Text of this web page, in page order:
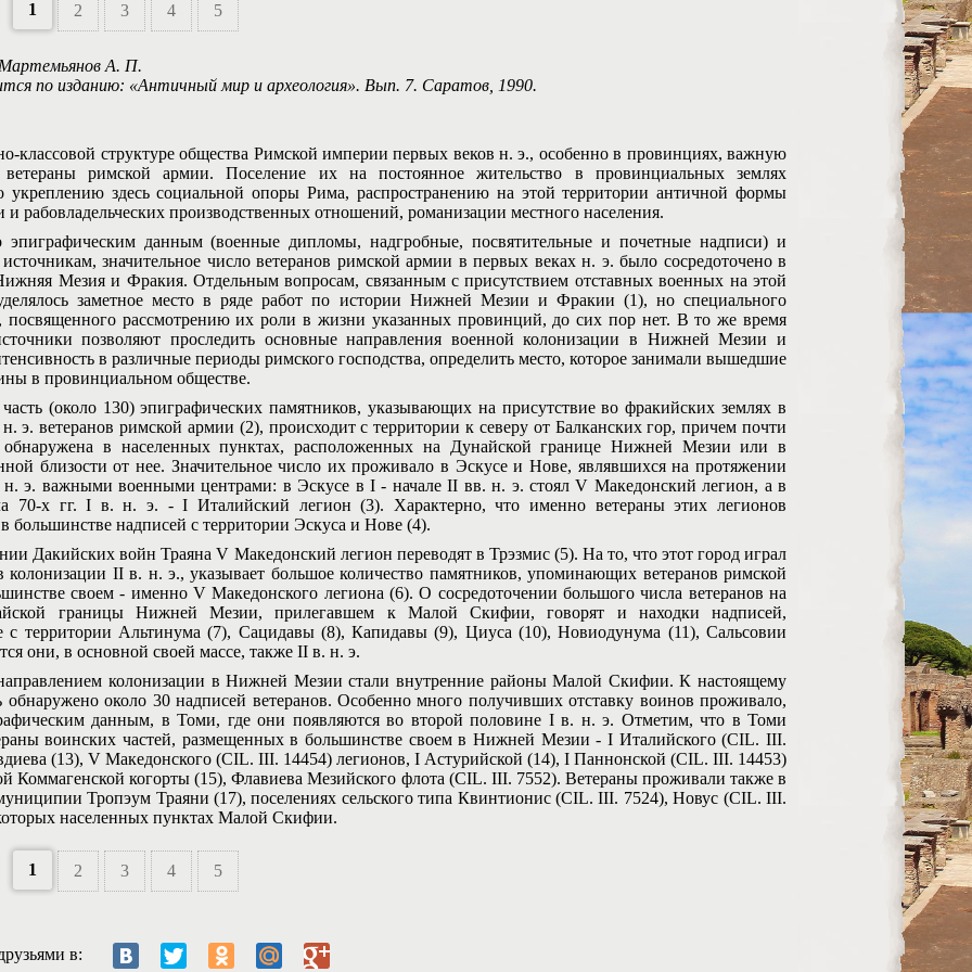
1 2 3 4 5
А. П.
по изданию: «Античный мир и археология». Вып. 7. Саратов, 1990.
структуре общества Римской империи первых веков н. э., особенно в провинциях, важную
римской армии. Поселение их на постоянное жительство в провинциальных землях
укреплению здесь социальной опоры Рима, распространению на этой территории античной формы
и рабовладельческих производственных отношений, романизации местного населения.
данным (военные дипломы, надгробные, посвятительные и почетные надписи) и
значительное число ветеранов римской армии в первых веках н. э. было сосредоточено в
Мезия и Фракия. Отдельным вопросам, связанным с присутствием отставных военных на этой
заметное место в ряде работ по истории Нижней Мезии и Фракии (1), но специального
посвященного рассмотрению их роли в жизни указанных провинций, до сих пор нет. В то же время
позволяют проследить основные направления военной колонизации в Нижней Мезии и
в различные периоды римского господства, определить место, которое занимали вышедшие
в провинциальном обществе.
(около 130) эпиграфических памятников, указывающих на присутствие во фракийских землях в
э. ветеранов римской армии (2), происходит с территории к северу от Балканских гор, причем почти
в населенных пунктах, расположенных на Дунайской границе Нижней Мезии или в
близости от нее. Значительное число их проживало в Эскусе и Нове, являвшихся на протяжении
н. э. важными военными центрами: в Эскусе в I - начале II вв. н. э. стоял V Македонский легион, а в
70-х гг. I в. н. э. - I Италийский легион (3). Характерно, что именно ветераны этих легионов
большинстве надписей с территории Эскуса и Нове (4).
войн Траяна V Македонский легион переводят в Трэзмис (5). На то, что этот город играл
колонизации II в. н. э., указывает большое количество памятников, упоминающих ветеранов римской
своем - именно V Македонского легиона (6). О сосредоточении большого числа ветеранов на
границы Нижней Мезии, прилегавшем к Малой Скифии, говорят и находки надписей,
с территории Альтинума (7), Сацидавы (8), Капидавы (9), Циуса (10), Новиодунума (11), Сальсовии
они, в основной своей массе, также II в. н. э.
колонизации в Нижней Мезии стали внутренние районы Малой Скифии. К настоящему
обнаружено около 30 надписей ветеранов. Особенно много получивших отставку воинов проживало,
данным, в Томи, где они появляются во второй половине I в. н. э. Отметим, что в Томи
воинских частей, размещенных в большинстве своем в Нижней Мезии - I Италийского (CIL. III.
(13), V Македонского (CIL. III. 14454) легионов, I Астурийской (14), I Паннонской (CIL. III. 14453)
Коммагенской когорты (15), Флавиева Мезийского флота (CIL. III. 7552). Ветераны проживали также в
Тропэум Траяни (17), поселениях сельского типа Квинтионис (CIL. III. 7524), Новус (CIL. III.
населенных пунктах Малой Скифии.
1 2 3 4 5
в: